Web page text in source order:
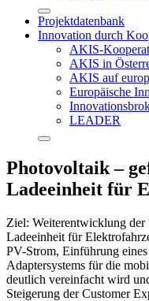
Projektdatenbank
Innovation durch
AKIS-
AKIS in
AKIS auf
Europäische
LEADER
Photovoltaik –
Ladeeinheit für
Ziel: Weiterentwicklung der
Ladeeinheit für
PV-Strom, Einführung
Adaptersystems für die
deutlich vereinfacht wird
Steigerung der Customer